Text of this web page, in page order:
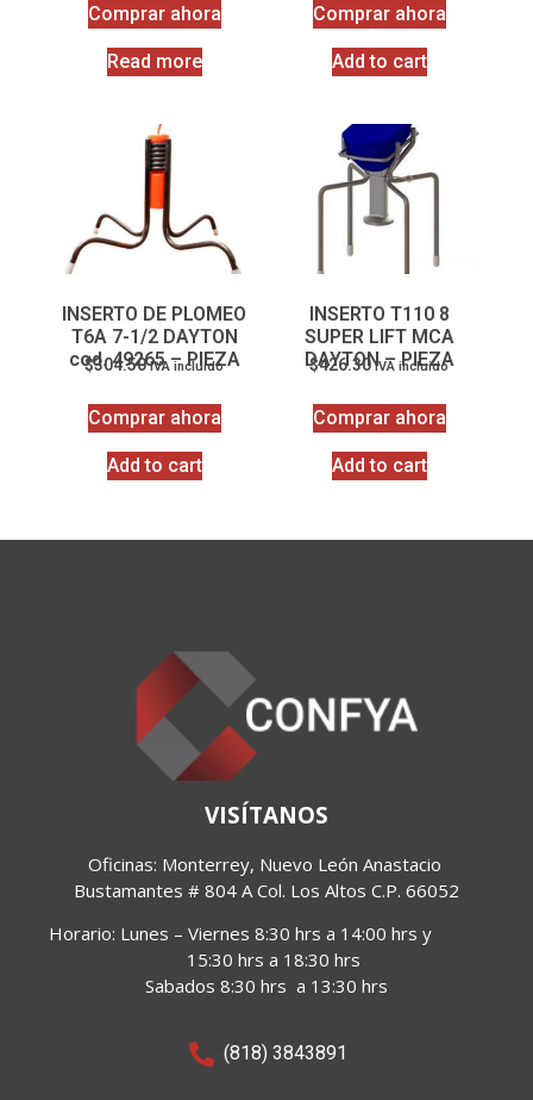
Comprar ahora
Read more
Comprar ahora
Add to cart
INSERTO DE PLOMEO
T6A 7-1/2 DAYTON
cod. 49265 – PIEZA
$304.50 IVA incluido
Comprar ahora
Add to cart
INSERTO T110 8
SUPER LIFT MCA
DAYTON – PIEZA
$426.30 IVA incluido
Comprar ahora
Add to cart
VISÍTANOS
Oficinas: Monterrey, Nuevo León Anastacio
Bustamantes # 804 A Col. Los Altos C.P. 66052
Horario: Lunes – Viernes 8:30 hrs a 14:00 hrs y
15:30 hrs a 18:30 hrs
Sabados 8:30 hrs a 13:30 hrs
(818) 3843891